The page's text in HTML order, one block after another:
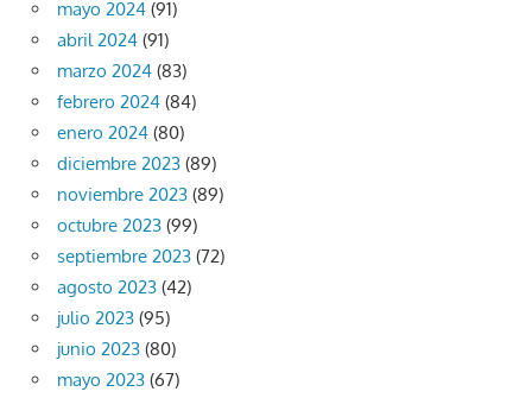
mayo 2024 (91)
abril 2024 (91)
marzo 2024 (83)
febrero 2024 (84)
enero 2024 (80)
diciembre 2023 (89)
noviembre 2023 (89)
octubre 2023 (99)
septiembre 2023 (72)
agosto 2023 (42)
julio 2023 (95)
junio 2023 (80)
mayo 2023 (67)